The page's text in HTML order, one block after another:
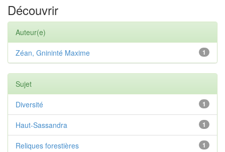
Découvrir
Auteur(e)
1
Zéan, Gnininté Maxime
Sujet
1
Diversité
1
Haut-Sassandra
1
Reliques forestières